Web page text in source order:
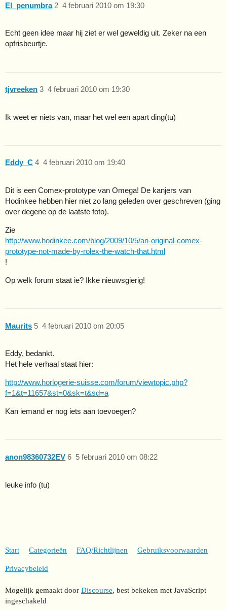
El_penumbra 4 februari 2010 om 19:30
2
Echt geen idee maar hij ziet er wel geweldig uit. Zeker na een
opfrisbeurtje.
tjvreeken 4 februari 2010 om 19:30
3
Ik weet er niets van, maar het wel een apart ding(tu)
Eddy_C 4 februari 2010 om 19:40
4
Dit is een Comex-prototype van Omega! De kanjers van
Hodinkee hebben hier niet zo lang geleden over geschreven (ging
over degene op de laatste foto).
Zie
http://www.hodinkee.com/blog/2009/10/5/an-original-comex-
prototype-not-made-by-rolex-the-watch-that.html
!
Op welk forum staat ie? Ikke nieuwsgierig!
Maurits 4 februari 2010 om 20:05
5
Eddy, bedankt.
Het hele verhaal staat hier:
http://www.horlogerie-suisse.com/forum/viewtopic.php?
f=1&t=11657&st=0&sk=t&sd=a
Kan iemand er nog iets aan toevoegen?
anon98360732EV 5 februari 2010 om 08:22
6
leuke info (tu)
Start Categorieën FAQ/Richtlijnen Gebruiksvoorwaarden
Privacybeleid
Mogelijk gemaakt door Discourse, best bekeken met JavaScript
ingeschakeld